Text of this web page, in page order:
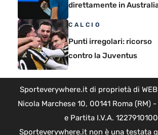
direttamente in
CALCIO
Punti irregolari: ricorso
contro la Juventus
Sporteverywhere.it di proprietà di
Nicola Marchese 10, 00141 Roma (RM)
e Partita I.V.A.
Sporteverywhere.it non è una testata